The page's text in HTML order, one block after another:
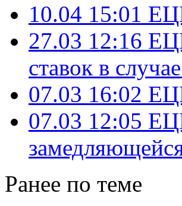
10.04 15:01
27.03 12:16
ставок в
07.03 16:02
07.03 12:05
Ранее по теме